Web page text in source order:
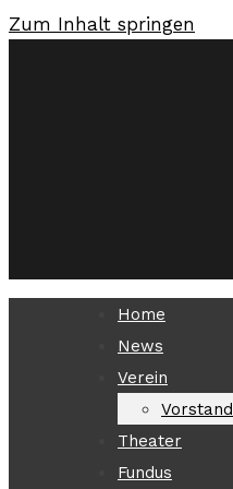
Zum Inhalt springen
Home
News
Verein
Vorstand
Theater
Fundus